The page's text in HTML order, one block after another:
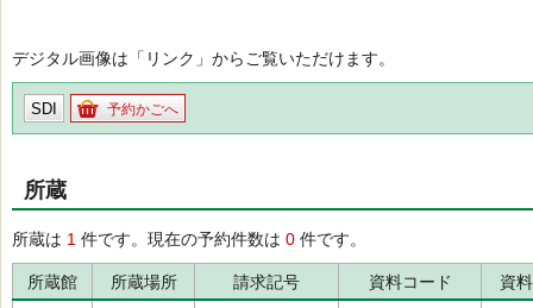
デジタル画像は「リンク」からご覧いただけます。
SDI 予約かごへ
所蔵
所蔵は 1 件です。現在の予約件数は 0 件です。
所蔵館 所蔵場所 請求記号 資料コード 資